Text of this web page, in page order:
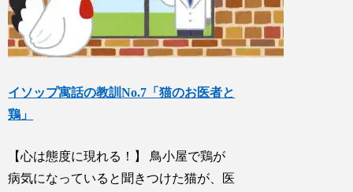
イソップ寓話の教訓No.7「猫のお医者と
鶏」
【心は態度に現れる！】 鳥小屋で鶏が
病気になっていると聞きつけた猫が、医